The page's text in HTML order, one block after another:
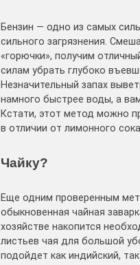
Бензин — одно из самых
сильного загрязнения.
«горючки», получим
силам убрать глубоко
Незначительный запах
намного быстрее воды, а
Кстати, этот метод можно
в отличии от лимонного
Чайку?
Еще одним проверенным
обыкновенная чайная
хозяйстве накопится
листьев чая для большой
подойдет как индийский,